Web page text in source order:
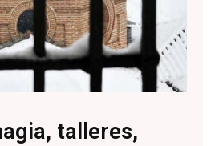
talleres,